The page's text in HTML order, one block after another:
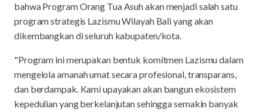
bahwa Program Orang Tua Asuh akan menjadi salah satu
program strategis Lazismu Wilayah Bali yang akan
dikembangkan di seluruh kabupaten/kota.
"Program ini merupakan bentuk komitmen Lazismu dalam
mengelola amanah umat secara profesional, transparans,
dan berdampak. Kami upayakan akan bangun ekosistem
kepedulian yang berkelanjutan sehingga semakin banyak